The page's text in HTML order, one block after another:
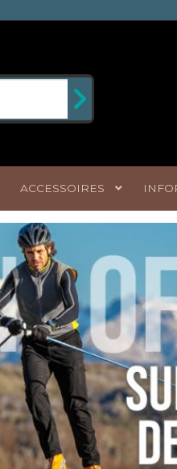
ACCESSOIRES
de www.ski-roue.com
nous ? Validation de la